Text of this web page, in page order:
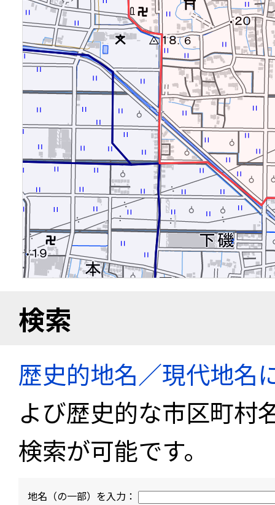
検索
歴史的地名／現代地名
よび歴史的な市区町村
検索が可能です。
地名（の一部）を入力：